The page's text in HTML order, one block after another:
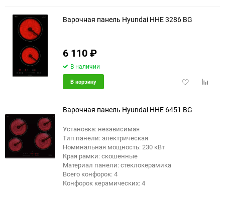
Варочная панель Hyundai HHE 3286 BG
6 110₽
В наличии
Добавить
В корзину
Варочная панель Hyundai HHE 6451 BG
Установка: независимая
Тип панели: электрическая
Номинальная мощность: 230 кВт
Края рамки: скошенные
Материал панели: стеклокерамика
Всего конфорок: 4
Конфорок керамических: 4